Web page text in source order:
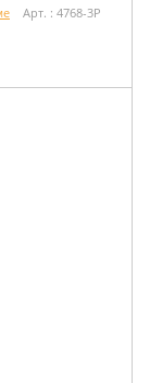
Арт. : 4768-3P